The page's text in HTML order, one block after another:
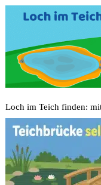
Loch im Teich finden: